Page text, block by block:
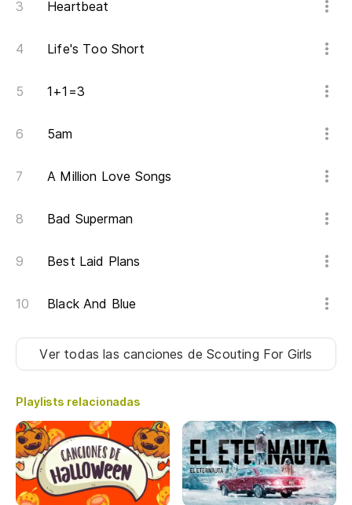
Heartbeat
Life's Too Short
1+1=3
5am
A Million Love Songs
Bad Superman
Best Laid Plans
Black And Blue
Ver todas las canciones de Scouting For Girls
Playlists relacionadas